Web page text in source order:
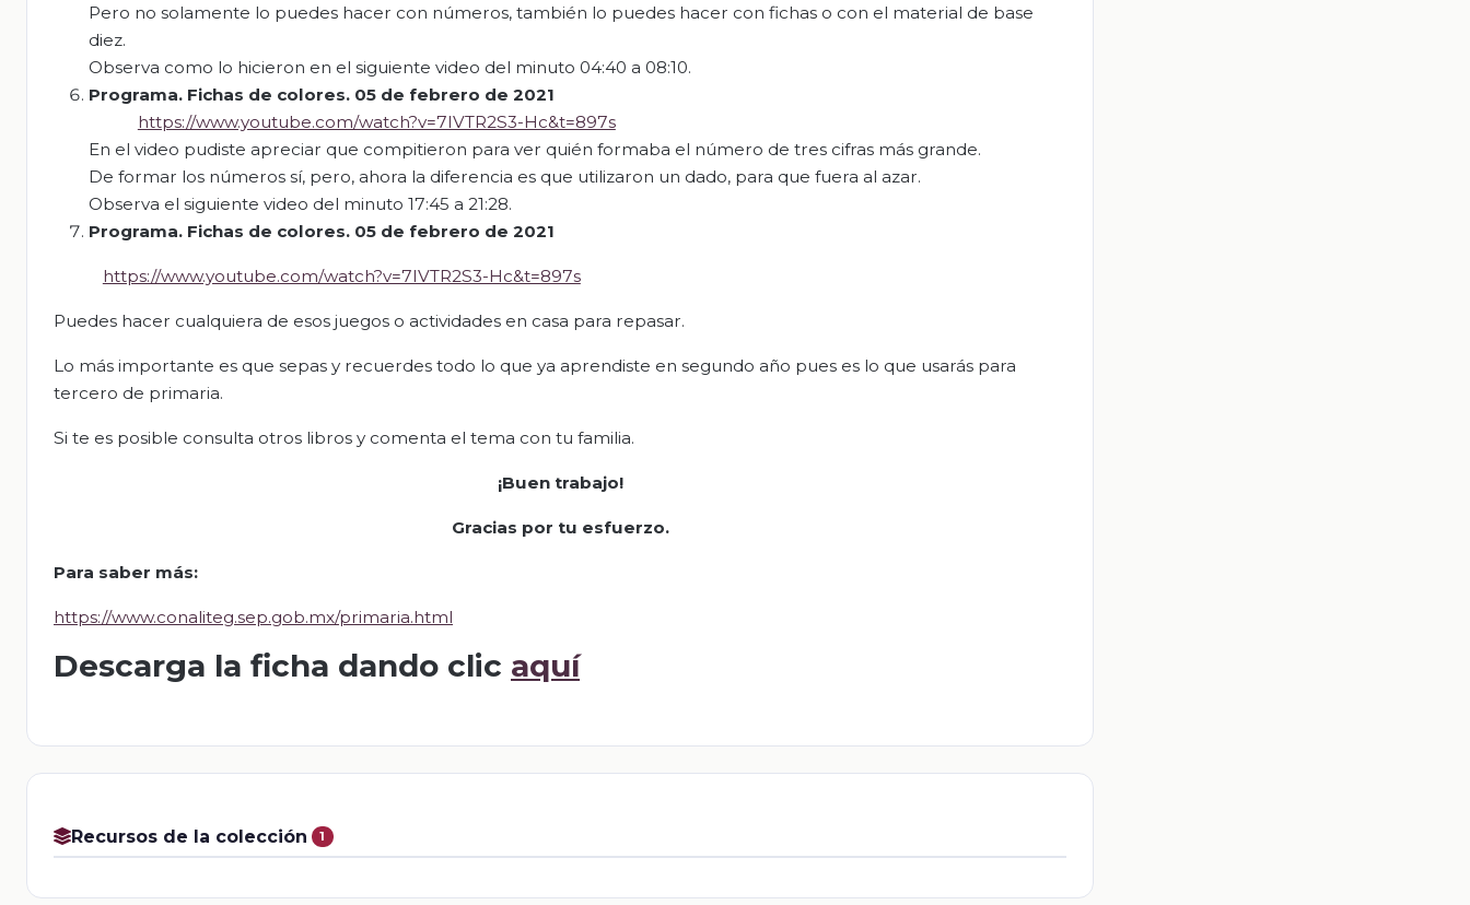
Pero no solamente lo puedes hacer con números, también lo puedes hacer con fichas o con el material de base
diez.
Observa como lo hicieron en el siguiente video del minuto 04:40 a 08:10.
Programa. Fichas de colores. 05 de febrero de 2021
https://www.youtube.com/watch?v=7IVTR2S3-Hc&t=897s
En el video pudiste apreciar que compitieron para ver quién formaba el número de tres cifras más grande.
De formar los números sí, pero, ahora la diferencia es que utilizaron un dado, para que fuera al azar.
Observa el siguiente video del minuto 17:45 a 21:28.
Programa. Fichas de colores. 05 de febrero de 2021
https://www.youtube.com/watch?v=7IVTR2S3-Hc&t=897s
Puedes hacer cualquiera de esos juegos o actividades en casa para repasar.
Lo más importante es que sepas y recuerdes todo lo que ya aprendiste en segundo año pues es lo que usarás para
tercero de primaria.
Si te es posible consulta otros libros y comenta el tema con tu familia.
¡Buen trabajo!
Gracias por tu esfuerzo.
Para saber más:
https://www.conaliteg.sep.gob.mx/primaria.html
Descarga la ficha dando clic aquí
Recursos de la colección 1